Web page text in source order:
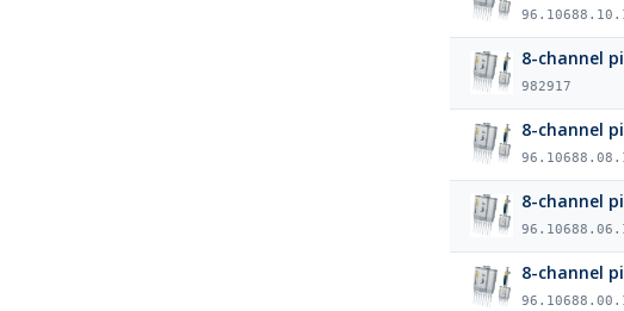
8-channel
982917
8-channel
8-channel
8-channel